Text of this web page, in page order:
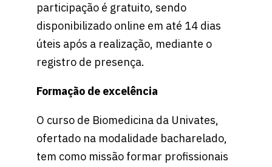
participação é gratuito, sendo
disponibilizado online em até 14 dias
úteis após a realização, mediante o
registro de presença.
Formação de excelência
O curso de Biomedicina da Univates,
ofertado na modalidade bacharelado,
tem como missão formar profissionais